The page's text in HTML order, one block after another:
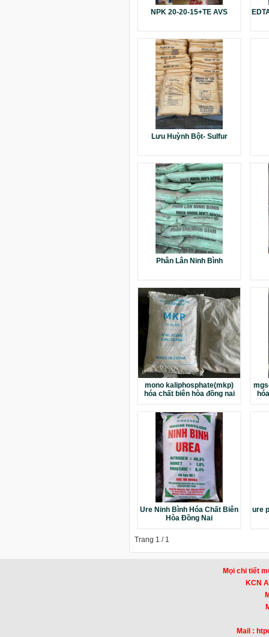
NPK 20-20-15+TE AVS
Lưu Huỳnh Bột- Sulfur
Phân Lân Ninh Bình
mono kaliphosphate(mkp)
hóa chất biên hòa đồng nai
Ure Ninh Bình Hóa Chất Biên
Hòa Đồng Nai
ure
Trang 1 / 1
Mọi chi tiết
KCN
Mail :